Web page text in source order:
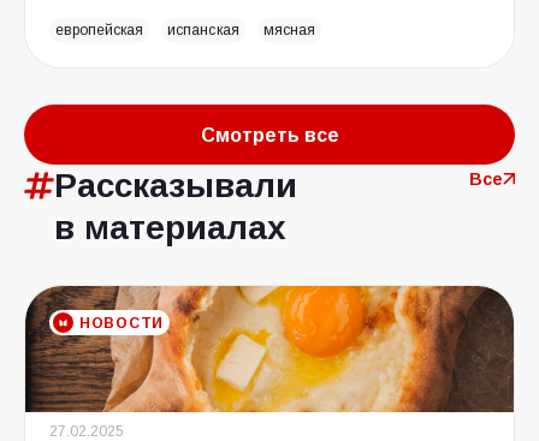
европейская испанская мясная
Смотреть все
Рассказывали
в материалах
Все
НОВОСТИ
27.02.2025